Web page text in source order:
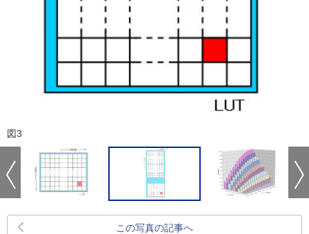
図3
この写真の記事へ